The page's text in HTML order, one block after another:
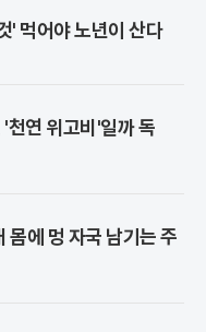
' 먹어야 노년이 산다
천연 위고비'일까 독
몸에 멍 자국 남기는 주